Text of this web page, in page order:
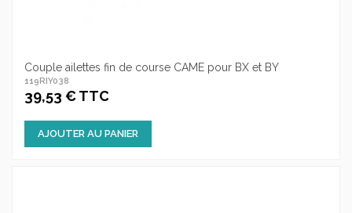
Couple ailettes fin de course CAME pour BX et BY
119RIY038
39,53 € TTC
AJOUTER AU PANIER